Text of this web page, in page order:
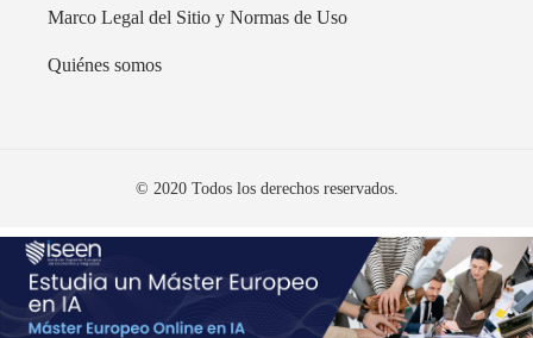
Marco Legal del Sitio y Normas de Uso
Quiénes somos
© 2020 Todos los derechos reservados.